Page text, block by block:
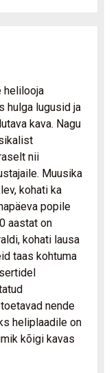
helilooja
hulga lugusid ja
kava. Nagu
nii
Muusika
kohati ka
popile
aastat on
kohati lausa
taas kohtuma
nende
heliplaadile on
kõigi kavas